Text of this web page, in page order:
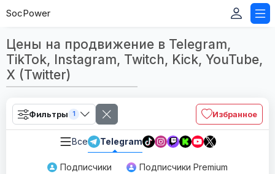
SocPower
Цены на продвижение в Telegram,
TikTok, Instagram, Twitch, Kick, YouTube,
X (Twitter)
Фильтры 1 Избранное
Все Telegram
Подписчики
Подписчики Premium